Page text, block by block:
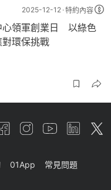
2025-12-12 特約內容
心領軍創業日 以綠色
環保挑戰
01App 常見問題